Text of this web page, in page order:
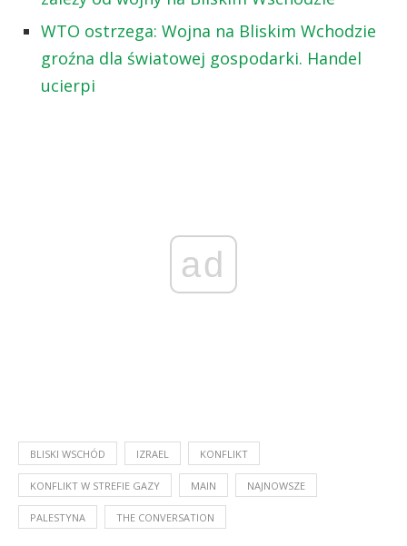
WTO ostrzega: Wojna na Bliskim Wchodzie
groźna dla światowej gospodarki. Handel
ucierpi
ad
BLISKI WSCHÓD IZRAEL KONFLIKT
KONFLIKT W STREFIE GAZY MAIN NAJNOWSZE
PALESTYNA THE CONVERSATION